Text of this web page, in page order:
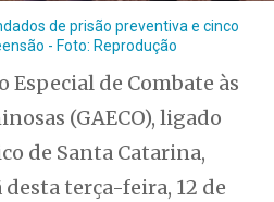
de prisão preventiva e cinco
- Foto: Reprodução
Especial de Combate às
(GAECO), ligado
de Santa Catarina,
terça-feira, 12 de